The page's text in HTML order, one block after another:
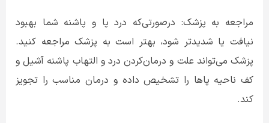
مراجعه به پزشک: درصورتی‌که درد پا و پاشنه شما بهبود
نیافت یا شدیدتر شود، بهتر است به پزشک مراجعه کنید.
پزشک می‌تواند علت و درمان‌کردن درد و التهاب پاشنه آشیل و
کف ناحیه پاها را تشخیص داده و درمان مناسب را تجویز
کند.